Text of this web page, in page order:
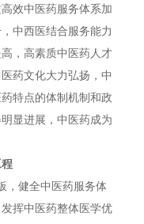
效中医药服务体系加
中西医结合服务能力
，高素质中医药人才
药文化大力弘扬，中
特点的体制机制和政
显进展，中医药成为
，健全中医药服务体
挥中医药整体医学优